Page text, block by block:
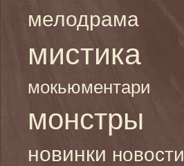
мелодрама
мистика
мокьюментари
монстры
новинки новости